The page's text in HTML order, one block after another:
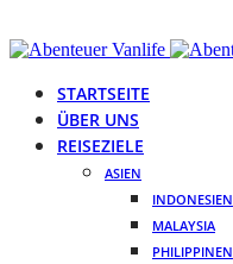
STARTSEITE
ÜBER UNS
REISEZIELE
ASIEN
INDONESIEN
MALAYSIA
PHILIPPINEN